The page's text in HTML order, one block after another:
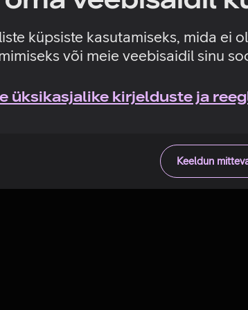
küpsiste kasutamiseks, mida ei
või meie veebisaidil sinu
üksikasjalike kirjelduste ja
Keeldun